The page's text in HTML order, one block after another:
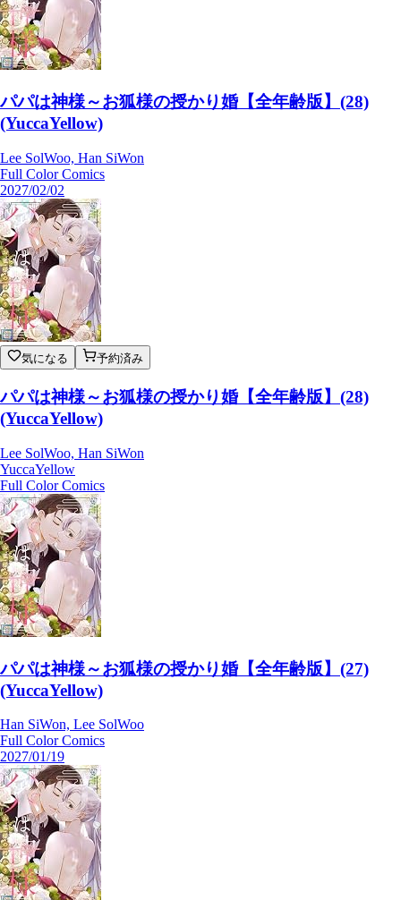
パパは神様～お狐様の授かり婚【全年齢版】(28)
(YuccaYellow)
Lee SolWoo, Han SiWon
Full Color Comics
2027/02/02
気になる 予約済み
パパは神様～お狐様の授かり婚【全年齢版】(28)
(YuccaYellow)
Lee SolWoo, Han SiWon
YuccaYellow
Full Color Comics
パパは神様～お狐様の授かり婚【全年齢版】(27)
(YuccaYellow)
Han SiWon, Lee SolWoo
Full Color Comics
2027/01/19